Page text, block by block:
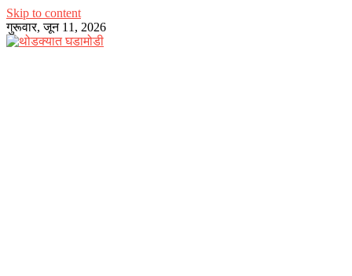
Skip to content
गुरूवार, जून 11, 2026